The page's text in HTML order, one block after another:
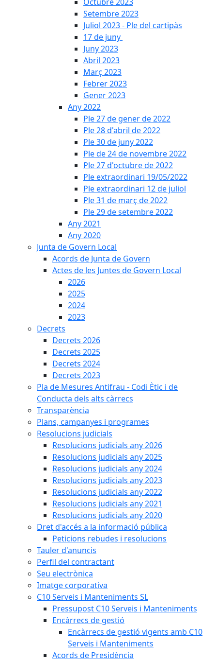
Setembre 2023
Juliol 2023 - Ple del cartipàs
17 de juny
Juny 2023
Abril 2023
Març 2023
Febrer 2023
Gener 2023
Any 2022
Ple 27 de gener de 2022
Ple 28 d'abril de 2022
Ple 30 de juny 2022
Ple de 24 de novembre 2022
Ple 27 d'octubre de 2022
Ple extraordinari 19/05/2022
Ple extraordinari 12 de juliol
Ple 31 de març de 2022
Ple 29 de setembre 2022
Any 2021
Any 2020
Junta de Govern Local
Acords de Junta de Govern
Actes de les Juntes de Govern Local
2026
2025
2024
2023
Decrets
Decrets 2026
Decrets 2025
Decrets 2024
Decrets 2023
Pla de Mesures Antifrau - Codi Ètic i de
Conducta dels alts càrrecs
Transparència
Plans, campanyes i programes
Resolucions judicials
Resolucions judicials any 2026
Resolucions judicials any 2025
Resolucions judicials any 2024
Resolucions judicials any 2023
Resolucions judicials any 2022
Resolucions judicials any 2021
Resolucions judicials any 2020
Dret d'accés a la informació pública
Peticions rebudes i resolucions
Tauler d'anuncis
Perfil del contractant
Seu electrònica
Imatge corporativa
C10 Serveis i Manteniments SL
Pressupost C10 Serveis i Manteniments
Encàrrecs de gestió
Encàrrecs de gestió vigents amb C10
Serveis i Manteniments
Acords de Presidència